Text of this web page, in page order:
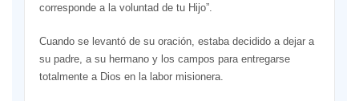
corresponde a la voluntad de tu Hijo”.
Cuando se levantó de su oración, estaba decidido a dejar a
su padre, a su hermano y los campos para entregarse
totalmente a Dios en la labor misionera.